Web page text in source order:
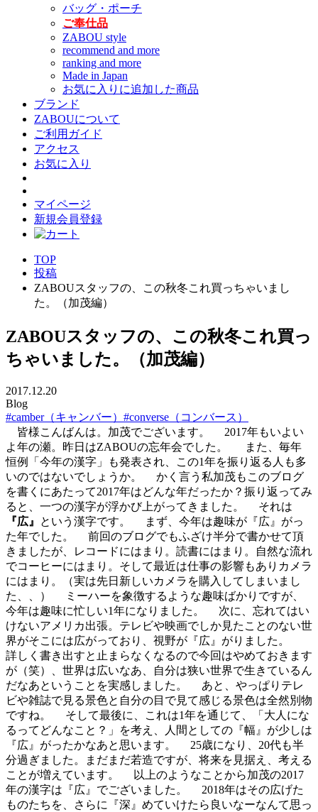
バッグ・ポーチ
ご奉仕品
ZABOU style
recommend and more
ranking and more
Made in Japan
お気に入りに追加した商品
ブランド
ZABOUについて
ご利用ガイド
アクセス
お気に入り
マイページ
新規会員登録
TOP
投稿
ZABOUスタッフの、この秋冬これ買っちゃいまし
た。（加茂編）
ZABOUスタッフの、この秋冬これ買っ
ちゃいました。（加茂編）
2017.12.20
Blog
#camber（キャンバー） #converse（コンバース）
皆様こんばんは。加茂でございます。 2017年もいよい
よ年の瀬。昨日はZABOUの忘年会でした。
また、毎年
恒例「今年の漢字」も発表され、この1年を振り返る人も多
いのではないでしょうか。 かく言う私加茂もこのブログ
を書くにあたって2017年はどんな年だったか？振り返ってみ
ると、一つの漢字が浮かび上がってきました。 それは
『広』
という漢字です。 まず、今年は趣味が『広』がっ
た年でした。 前回のブログでもふざけ半分で書かせて頂
きましたが、レコードにはまり。読書にはまり。自然な流れ
でコーヒーにはまり。そして最近は仕事の影響もありカメラ
にはまり。（実は先日新しいカメラを購入してしまいまし
た、、） ミーハーを象徴するような趣味ばかりですが、
今年は趣味に忙しい1年になりました。 次に、忘れてはい
けないアメリカ出張。テレビや映画でしか見たことのない世
界がそこには広がっており、視野が『広』がりました。
詳しく書き出すと止まらなくなるので今回はやめておきます
が（笑）、世界は広いなあ、自分は狭い世界で生きているん
だなあということを実感しました。 あと、やっぱりテレ
ビや雑誌で見る景色と自分の目で見て感じる景色は全然別物
ですね。 そして最後に、これは1年を通じて、「大人にな
るってどんなこと？」を考え、人間としての『幅』が少しは
『広』がったかなあと思います。 25歳になり、20代も半
分過ぎました。まだまだ若造ですが、将来を見据え、考える
ことが増えています。 以上のようなことから加茂の2017
年の漢字は『広』でございました。 2018年はその広げた
ものたちを、さらに『深』めていけたら良いなーなんて思っ